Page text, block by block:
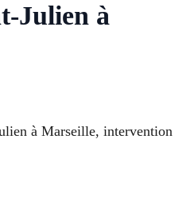
Julien à
à Marseille, intervention